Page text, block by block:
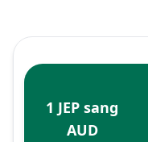
1 JEP sang
AUD